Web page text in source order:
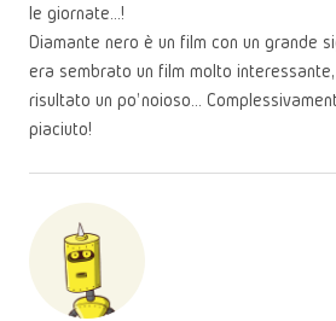
le giornate...!
Diamante nero è un film con un grande
era sembrato un film molto
risultato un po’ noioso...
piaciuto!